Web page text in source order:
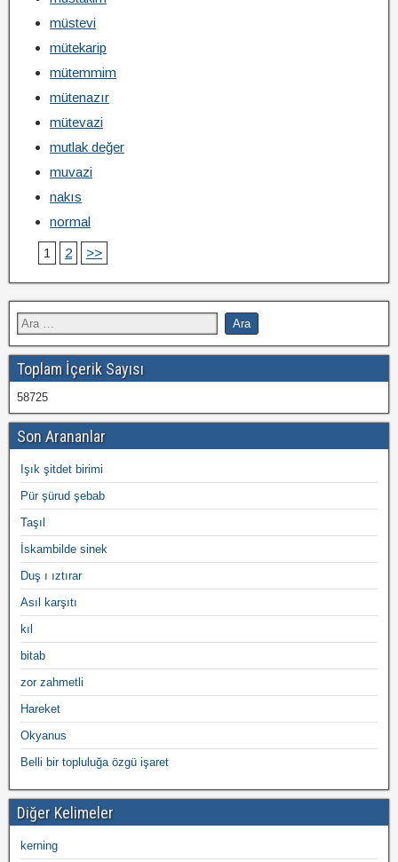
müstevi
mütekarip
mütemmim
mütenazır
mütevazi
mutlak değer
muvazi
nakıs
normal
1 2 >>
Toplam İçerik Sayısı
58725
Son Arananlar
Işık şitdet birimi
Pür şürud şebab
Taşıl
İskambilde sinek
Duş ı ıztırar
Asıl karşıtı
kıl
bitab
zor zahmetli
Hareket
Okyanus
Belli bir topluluğa özgü işaret
Diğer Kelimeler
kerning